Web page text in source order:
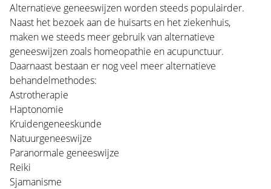
Alternatieve geneeswijzen worden steeds populairder.
Naast het bezoek aan de huisarts en het ziekenhuis,
maken we steeds meer gebruik van alternatieve
geneeswijzen zoals homeopathie en acupunctuur.
Daarnaast bestaan er nog veel meer alternatieve
behandelmethodes:
Astrotherapie
Haptonomie
Kruidengeneeskunde
Natuurgeneeswijze
Paranormale geneeswijze
Reiki
Sjamanisme